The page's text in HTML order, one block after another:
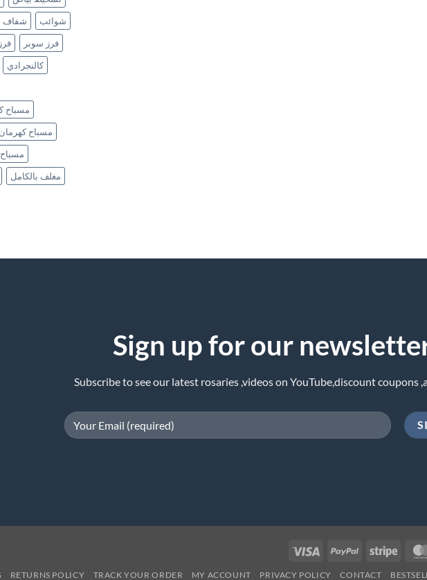
شفاف
شوائب
فرز سوبر
كالنجرادي
مسباح
مسباح
مغلف بالكامل
Sign up for our
Subscribe to see our latest rosaries ,videos on YouTube,discount coupons
Visa PayPal Stripe
RETURNS POLICY TRACK YOUR ORDER MY ACCOUNT PRIVACY POLICY CONTACT